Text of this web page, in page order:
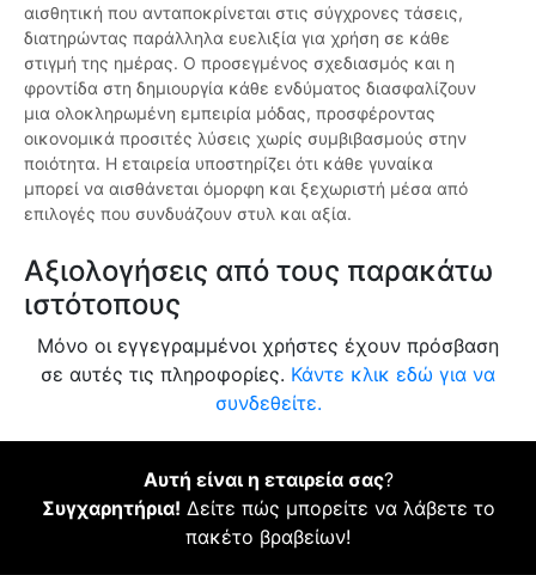
αισθητική που ανταποκρίνεται στις σύγχρονες τάσεις,
διατηρώντας παράλληλα ευελιξία για χρήση σε κάθε
στιγμή της ημέρας. Ο προσεγμένος σχεδιασμός και η
φροντίδα στη δημιουργία κάθε ενδύματος διασφαλίζουν
μια ολοκληρωμένη εμπειρία μόδας, προσφέροντας
οικονομικά προσιτές λύσεις χωρίς συμβιβασμούς στην
ποιότητα. Η εταιρεία υποστηρίζει ότι κάθε γυναίκα
μπορεί να αισθάνεται όμορφη και ξεχωριστή μέσα από
επιλογές που συνδυάζουν στυλ και αξία.
Αξιολογήσεις από τους παρακάτω
ιστότοπους
Μόνο οι εγγεγραμμένοι χρήστες έχουν πρόσβαση
σε αυτές τις πληροφορίες. Κάντε κλικ εδώ για να
συνδεθείτε.
Αυτή είναι η εταιρεία σας?
Συγχαρητήρια! Δείτε πώς μπορείτε να λάβετε το
πακέτο βραβείων!